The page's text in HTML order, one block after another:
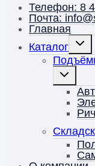
Телефон: 8
Почта:
Главная
Каталог
меню
дочернее
меню